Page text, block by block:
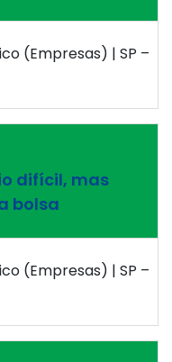
(Empresas) | SP –
difícil, mas
bolsa
(Empresas) | SP –